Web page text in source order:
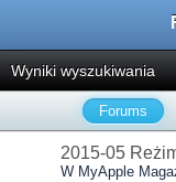
Wyniki wyszukiwania
Forums
2015-05
W MyApple